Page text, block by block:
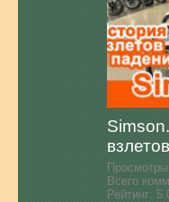
Просмотры:
Всего
Рейтинг: